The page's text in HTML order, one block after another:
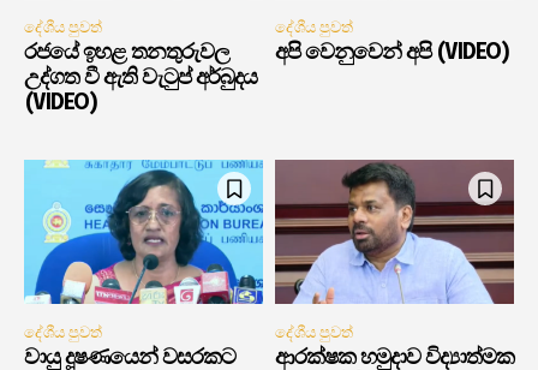
දේශීය පුවත්
රජයේ ඉහළ තනතුරුවල
උද්ගත වී ඇති වැටුප් අර්බුදය
(VIDEO)
දේශීය පුවත්
අපි වෙනුවෙන් අපි (VIDEO)
දේශීය පුවත්
වායු දූෂණයෙන් වසරකට
දේශීය පුවත්
ආරක්ෂක හමුදාව විද්‍යාත්මක